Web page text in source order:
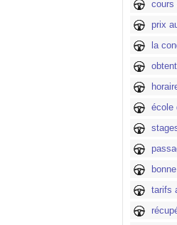
cours
prix
la
école
tarifs